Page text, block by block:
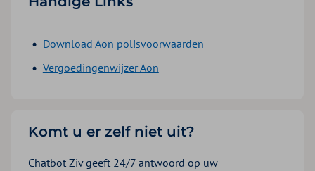
Download Aon polisvoorwaarden
Vergoedingenwijzer Aon
Komt u er zelf niet uit?
Chatbot Ziv geeft 24/7 antwoord op uw